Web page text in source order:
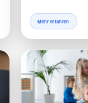
Mehr erfahren